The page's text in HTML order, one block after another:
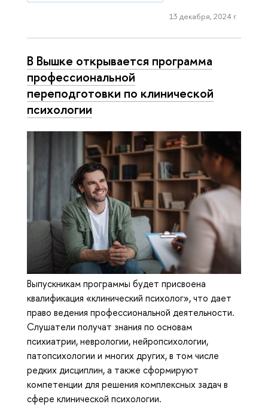
13 декабря, 2024 г.
В Вышке открывается программа
профессиональной
переподготовки по клинической
психологии
Выпускникам программы будет присвоена
квалификация «клинический психолог», что дает
право ведения профессиональной деятельности.
Слушатели получат знания по основам
психиатрии, неврологии, нейропсихологии,
патопсихологии и многих других, в том числе
редких дисциплин, а также сформируют
компетенции для решения комплексных задач в
сфере клинической психологии.